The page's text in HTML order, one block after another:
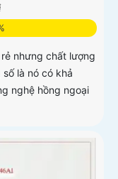
nhưng chất lượng
là nó có khả
nghệ hồng ngoại